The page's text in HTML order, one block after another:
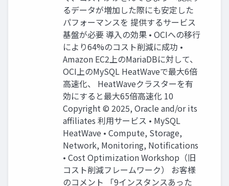
るデータが増加した際にも安定した
パフォーマンスを 提供するサービス
基盤が必要 導入の効果 • OCIへの移行
により64%のコスト削減に成功 •
Amazon EC2上のMariaDBに対して、
OCI上のMySQL HeatWaveで最大6倍
高速化、 HeatWaveクラスターを有
効にすると最大65倍高速化 10
Copyright © 2025, Oracle and/or its
affiliates 利用サービス • MySQL
HeatWave • Compute, Storage,
Network, Monitoring, Notifications
• Cost Optimization Workshop（旧
コスト削減フレームワーク） お客様
のコメント 「9インスタンスあった